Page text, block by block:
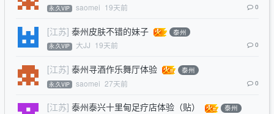
永.久VIP saomei 19天前 0
[江苏] 泰州皮肤不错的妹子 泰州
永.久VIP 大JJ 19天前 0
[江苏] 泰州寻酒作乐舞厅体验 泰州
永.久VIP saomei 27天前 0
[江苏] 泰州泰兴十里甸足疗店体验（贴） 泰州